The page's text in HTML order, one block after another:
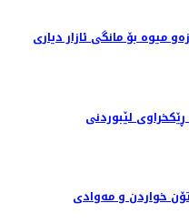
میوه‌ بۆ مانگی ئازار دیاری
لێبوردنى
ده‌ست به‌سه‌ر زیاتر له‌ 3 تۆن خواردن و مه‌وادی